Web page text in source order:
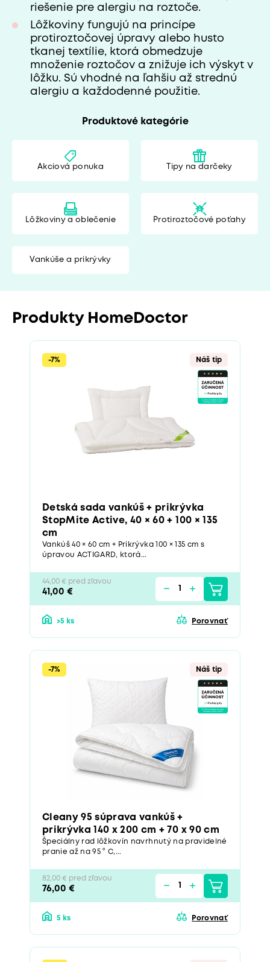
riešenie pre alergiu na roztoče.
Lôžkoviny fungujú na princípe
protiroztočovej úpravy alebo husto
tkanej textílie, ktorá obmedzuje
množenie roztočov a znižuje ich výskyt v
lôžku. Sú vhodné na ľahšiu až strednú
alergiu a každodenné použitie.
Produktové kategórie
Akciová ponuka Tipy na darčeky
Lôžkoviny a oblečenie Protiroztočové poťahy
Vankúše a prikrývky
Produkty HomeDoctor
-7% Náš tip
Detská sada vankúš + prikrývka
StopMite Active, 40 × 60 + 100 × 135
cm
Vankúš 40 × 60 cm + Prikrývka 100 × 135 cm s
úpravou ACTIGARD, ktorá...
44,00 € pred zľavou
41,00 €
>5 ks Porovnať
-7% Náš tip
Cleany 95 súprava vankúš +
prikrývka 140 x 200 cm + 70 x 90 cm
Špeciálny rad lôžkovín navrhnutý na pravidelné
pranie až na 95 ° C,...
82,00 € pred zľavou
76,00 €
5 ks Porovnať